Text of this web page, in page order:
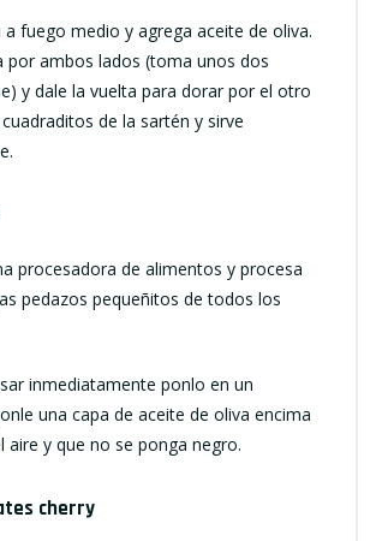
a fuego medio y agrega aceite de oliva.
por ambos lados (toma unos dos
y dale la vuelta para dorar por el otro
de la sartén y sirve
procesadora de alimentos y procesa
pedazos pequeñitos de todos los
inmediatamente ponlo en un
una capa de aceite de oliva encima
aire y que no se ponga negro.
cherry